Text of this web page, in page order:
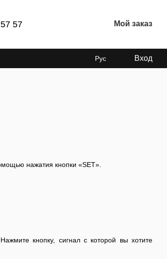
57 Мой заказ
Рус Вход
нажатия кнопки «SET».
кнопку, сигнал с которой вы хотите